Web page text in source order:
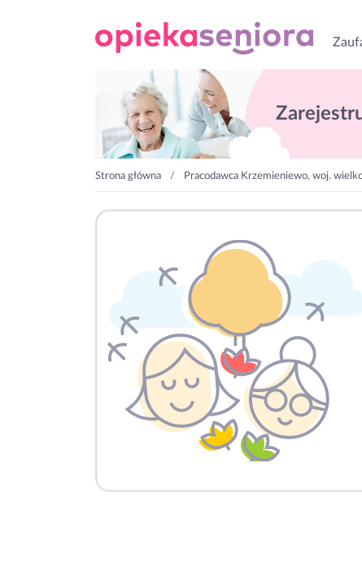
Strona główna Pracodawca Krzemieniewo, woj.